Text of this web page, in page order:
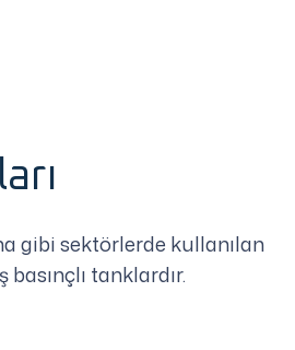
gibi sektörlerde kullanılan
tanklardır.